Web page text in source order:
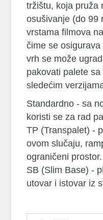
tržištu, koja pruža
osušivanje (do 99
vrstama filmova
čime se
vrh se može
pakovati palete
sledećim
Standardno - sa
koristi se za rad
TP (Transpalet) -
ovom slučaju,
ograničeni prostor.
SB (Slim Base) -
utovar i istovar iz